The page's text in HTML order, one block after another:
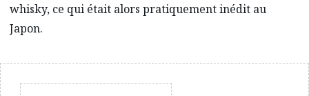
whisky, ce qui était alors pratiquement inédit au
Japon.